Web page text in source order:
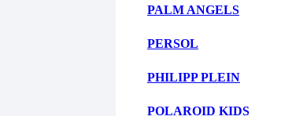
PALM ANGELS
PERSOL
PHILIPP PLEIN
POLAROID KIDS